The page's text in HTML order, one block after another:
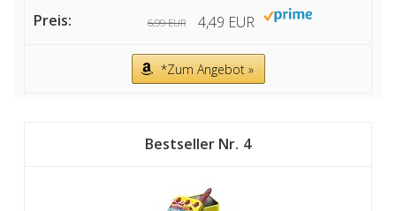
6,99 EUR 4,49 EUR
*Zum Angebot »
4